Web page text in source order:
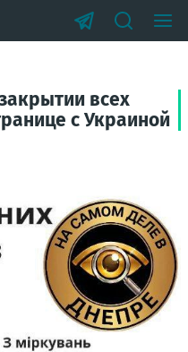
всех
с Украиной